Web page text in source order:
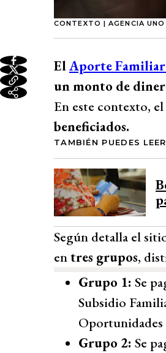
CONTEXTO | AGENCIA UNO
ElAporte
un monto de
En este contexto, el
beneficiados.
TAMBIÉN PUEDES LEER
Según detalla el
entres grupos,
Grupo 1: Se
Subsidio
Oportunidades
Grupo 2: Se